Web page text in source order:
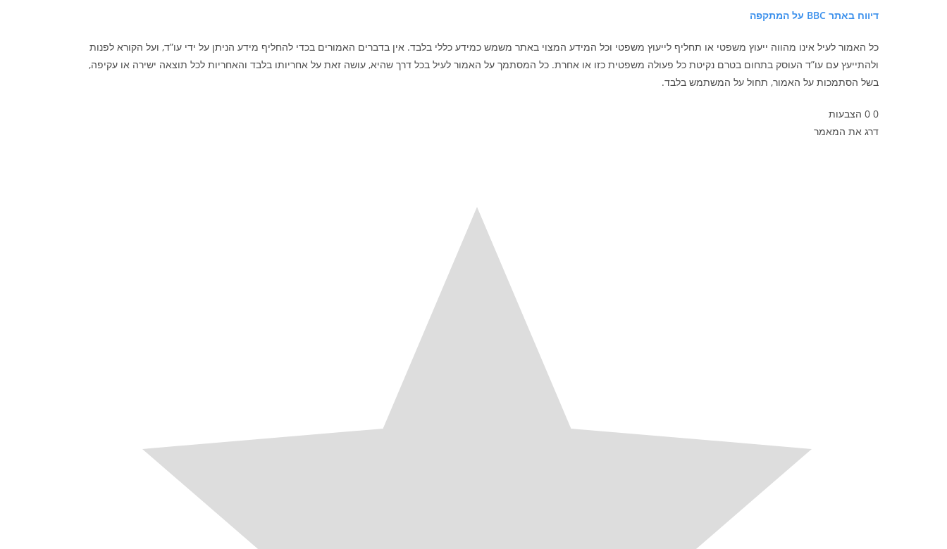
דיווח באתר BBC על המתקפה
כל האמור לעיל אינו מהווה ייעוץ משפטי או תחליף לייעוץ משפטי וכל המידע המצוי באתר משמש כמידע כללי בלבד. אין בדברים האמורים בכדי להחליף מידע הניתן על ידי עו”ד, ועל הקורא לפנות
ולהתייעץ עם עו”ד העוסק בתחום בטרם נקיטת כל פעולה משפטית כזו או אחרת. כל המסתמך על האמור לעיל בכל דרך שהיא, עושה זאת על אחריותו בלבד והאחריות לכל תוצאה ישירה או עקיפה,
בשל הסתמכות על האמור, תחול על המשתמש בלבד.
0
0 הצבעות
דרג את המאמר